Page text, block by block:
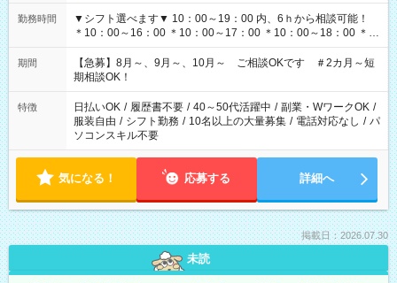
勤務時間
▼シフト選べます▼ 10：00～19：00 内、6ｈから相談可能！
＊10：00～16：00 ＊10：00～17：00 ＊10：00～18：00 ＊
11：00～19：00 ＊12：00～19：00 ＊13：00～19：00
期間
【急募】8月～、9月～、10月～ ご相談OKです ＃2カ月～短
期相談OK！
特徴 日払いOK / 履歴書不要 / 40～50代活躍中 / 副業・WワークOK /
服装自由 / シフト勤務 / 10名以上の大量募集 / 電話対応なし / パ
ソコンスキル不要
気になる！ 応募する 詳細へ
掲載日：2026.07.30
未読